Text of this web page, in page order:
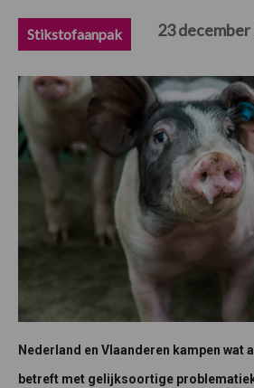
Stikstofaanpak 23 december
Nederland en Vlaanderen kampen
betreft met gelijksoortige